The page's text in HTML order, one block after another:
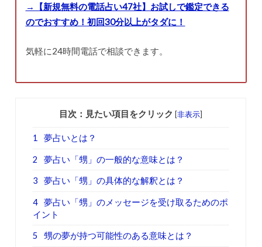
→【新規無料の電話占い47社】お試しで鑑定できる
のでおすすめ！初回30分以上がタダに！
気軽に24時間電話で相談できます。
目次：見たい項目をクリック [非表示]
1 夢占いとは？
2 夢占い「甥」の一般的な意味とは？
3 夢占い「甥」の具体的な解釈とは？
4
夢占い「甥」のメッセージを受け取るためのポ
イント
5 甥の夢が持つ可能性のある意味とは？